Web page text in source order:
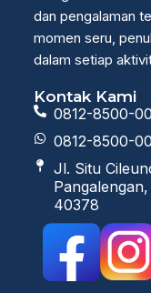
dan pengalaman
momen seru,
dalam setiap
Kontak Kami
0812-8500-
0812-8500-
Jl. Situ
40378